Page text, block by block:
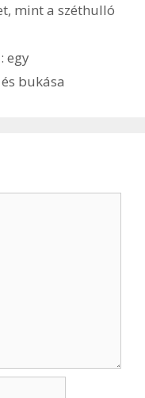
mint a széthulló
egy
bukása